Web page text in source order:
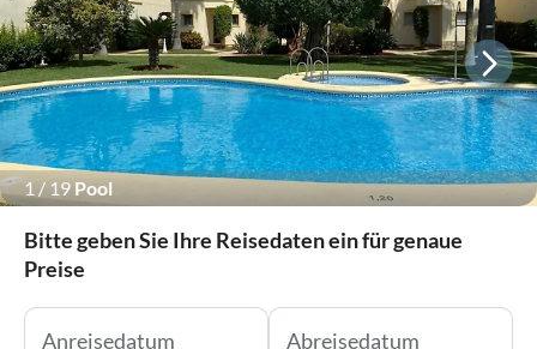
1 / 19 Pool
Bitte geben Sie Ihre Reisedaten ein für genaue
Preise